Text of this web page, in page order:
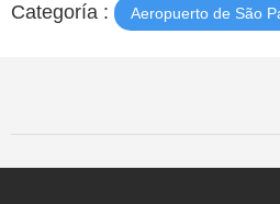
Categoría : Aeropuerto de São